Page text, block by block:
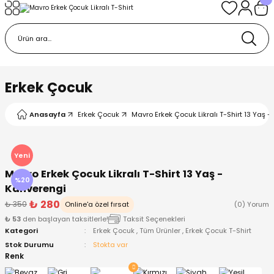
Erkek Çocuk
Anasayfa Erkek Çocuk Mavro Erkek Çocuk Likralı T-Shirt 13 Yaş
Yeni
%20
Mavro Erkek Çocuk Likralı T-Shirt 13 Yaş -
Kahverengi
₺ 350 ₺ 280 Online'a özel fırsat
(0) Yorum
₺ 53 den başlayan taksitlerle!
Taksit Seçenekleri
Kategori
Erkek Çocuk ,Tüm Ürünler , Erkek Çocuk T-Shirt
Stok Durumu
Stokta var
Renk
Giyim
Bere ve Eldiven
Body
Bere ve Eldiven
Body
ve Patik
Çıkışı ve Zıbın Seti
Ürünleri